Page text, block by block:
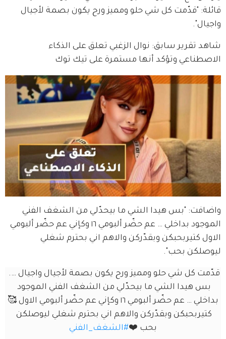
قائلة: "قدّمت كل شي حلو ومميز ورح يكون بصمة لأجيال
واجيال".
شاهد تقرير سابق: نوال الزغبي تعلق على الذكاء
الاصطناعي وتؤكد أنها مستمرة على تيك توك
واضافت: "بس هيدا الشي ما بيحدّلي من الشغف الفني
الموجود بداخلي … عم حضّر ألبومي ١٦ وكإني عم حضّر ألبومي
الاول كتيربحبكن وبقدّركن والاهم اني بحترم شغلي
ليوصلكن بحب".
قدّمت كل شي حلو ومميز ورح يكون بصمة لأجيال واجيال ….
بس هيدا الشي ما بيحدّلي من الشغف الفني الموجود
بداخلي … عم حضّر ألبومي ١٦ وكإني عم حضّر ألبومي الاول 🥰
كتيربحبكن وبقدّركن والاهم اني بحترم شغلي ليوصلكن
بحب ❤️#الشغف_الفني